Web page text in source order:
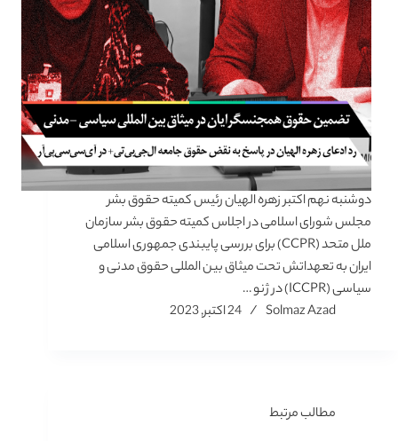
دوشنبه نهم اکتبر زهره الهیان رئیس کمیته حقوق بشر
مجلس شورای اسلامی در اجلاس کمیته حقوق بشر سازمان
ملل متحد (CCPR) برای بررسی پایبندی جمهوری اسلامی
ایران به تعهداتش تحت میثاق بین المللی حقوق مدنی و
سیاسی (ICCPR) در ژنو …
Solmaz Azad
24 اکتبر, 2023
مطالب مرتبط